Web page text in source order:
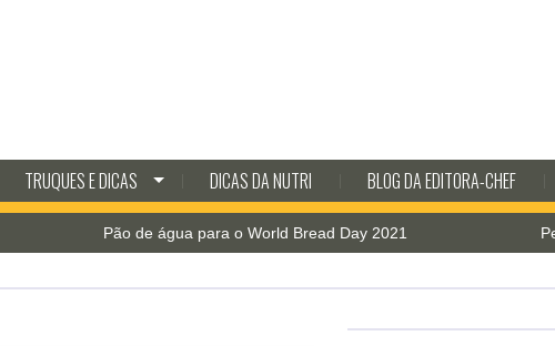
TRUQUES E DICAS DICAS DA NUTRI BLOG DA EDITORA-CHEF
Pão de água para o World Bread Day 2021